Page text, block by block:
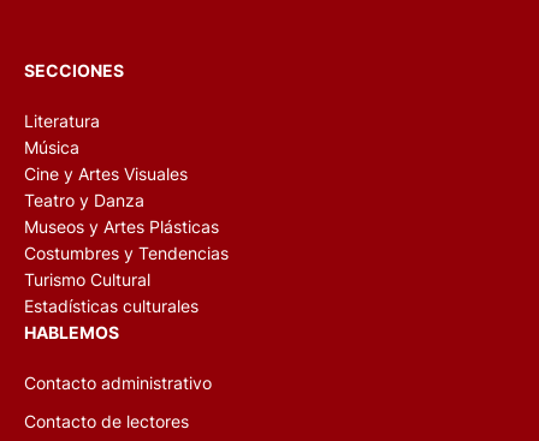
SECCIONES
Literatura
Música
Cine y Artes Visuales
Teatro y Danza
Museos y Artes Plásticas
Costumbres y Tendencias
Turismo Cultural
Estadísticas culturales
HABLEMOS
Contacto administrativo
Contacto de lectores